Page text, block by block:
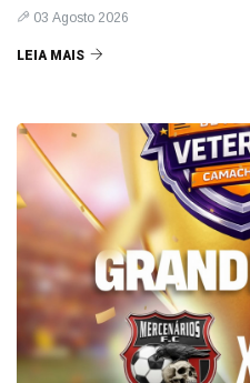
03 Agosto 2026
LEIA MAIS